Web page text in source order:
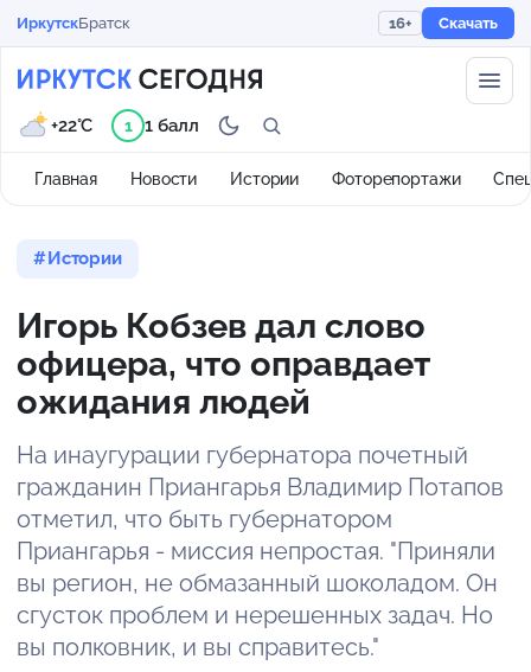
ИркутскБратск 16+ Скачать
Главная Новости Истории Фоторепортажи
+22°C 1 1 балл
Истории
Игорь Кобзев дал слово
офицера, что оправдает
ожидания людей
На инаугурации губернатора почетный
гражданин Приангарья Владимир Потапов
отметил, что быть губернатором
Приангарья - миссия непростая. "Приняли
вы регион, не обмазанный шоколадом. Он
сгусток проблем и нерешенных задач. Но
вы полковник, и вы справитесь."